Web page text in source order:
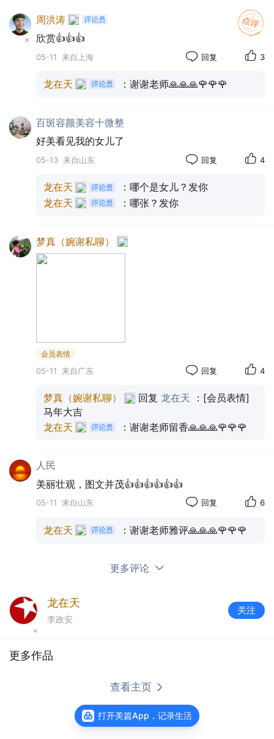
山若隐若现。站在泰山之巅的巨石上，几位身着汉服
的女子衣袂飞扬，背后是漫山的海棠花海，脚下是镌
刻着历代帝王封禅铭文的摩崖石刻。
在“五岳独尊”的石刻前，百名汉服爱好者拉起写
着“海棠花开等你来”的横幅，红的、粉的、蓝的、
白的华服在青山花海间格外耀眼，笑声与欢呼声在山
觉的盛宴，更是一次文化的传承与对话。
周洪涛
欣赏👍👍👍
05-11 来自上海 回复 3
龙在天 ：谢谢老师🙏🙏🙏🌹🌹🌹
百斑容颜美容十微整
好美看见我的女儿了
05-13 来自山东 回复 4
龙在天
：哪个是女儿？发你
龙在天
：哪张？发你
梦真（婉谢私聊）
会员表情
05-11 来自广东 回复 4
梦真（婉谢私聊） 回复 龙在天
：[会员表情]
马年大吉
龙在天
：谢谢老师留香🙏🙏🙏🌹🌹🌹
人民
美丽壮观，图文并茂👍👍👍👍👍👍
05-11 来自山东 回复 6
龙在天 ：谢谢老师雅评🙏🙏🙏🌹🌹🌹
更多评论
龙在天
李政安
关注
更多作品
查看主页
打开美篇App，记录生活